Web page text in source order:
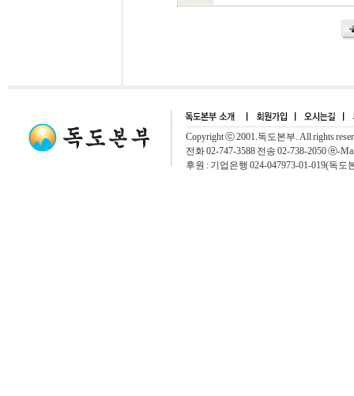
Copyright ⓒ 2001.독도본부. All rights
전화 02-747-3588 전송 02-738-2050 ⓔ-
후원 : 기업은행 024-047973-01-019(독도